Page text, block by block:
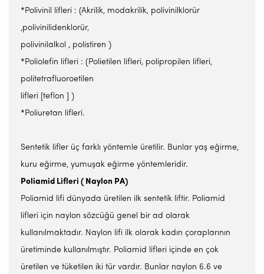
*Polivinil lifleri : (Akrilik, modakrilik, polivinilklorür
,polivinilidenklorür,
polivinilalkol , polistiren )
*Poliolefin lifleri : (Polietilen lifleri, polipropilen lifleri,
politetrafluoroetilen
lifleri [teflon ] )
*Poliuretan lifleri.
Sentetik lifler üç farklı yöntemle üretilir. Bunlar yaş eğirme,
kuru eğirme, yumuşak eğirme yöntemleridir.
Poliamid Lifleri ( Naylon PA)
Poliamid lifi dünyada üretilen ilk sentetik liftir. Poliamid
lifleri için naylon sözcüğü genel bir ad olarak
kullanılmaktadır. Naylon lifi ilk olarak kadın çoraplarının
üretiminde kullanılmıştır. Poliamid lifleri içinde en çok
üretilen ve tüketilen iki tür vardır. Bunlar naylon 6.6 ve